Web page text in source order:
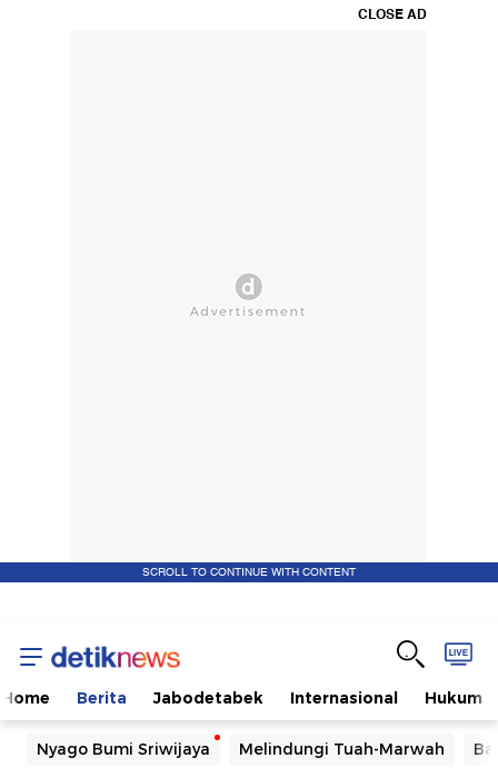
CLOSE AD
SCROLL TO CONTINUE WITH CONTENT
Home Berita Jabodetabek Internasional Hukum
Nyago Bumi Sriwijaya Melindungi Tuah-Marwah